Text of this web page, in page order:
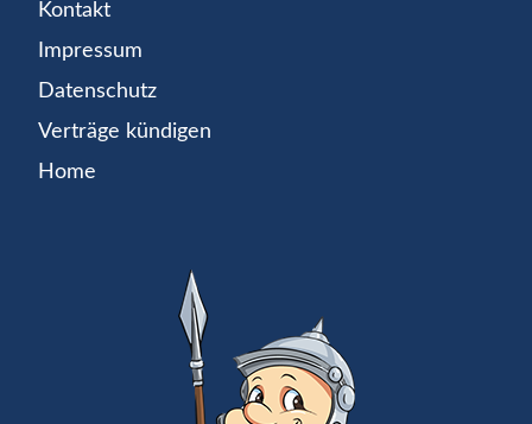
Kontakt
Impressum
Datenschutz
Verträge kündigen
Home